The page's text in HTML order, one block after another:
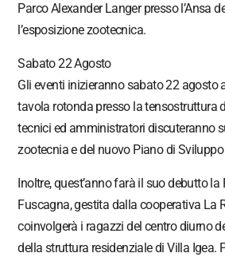
Parco Alexander Langer presso l’Ansa
l’esposizione zootecnica.
Sabato 22 Agosto
Gli eventi inizieranno sabato 22 agosto
tavola rotonda presso la tensostruttura
tecnici ed amministratori discuteranno
zootecnia e del nuovo Piano di Sviluppo
Inoltre, quest’anno farà il suo debutto
Fuscagna, gestita dalla cooperativa La
coinvolgerà i ragazzi del centro diurno
della struttura residenziale di Villa Igea.